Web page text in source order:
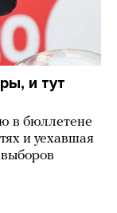
и тут
в бюллетене
и уехавшая